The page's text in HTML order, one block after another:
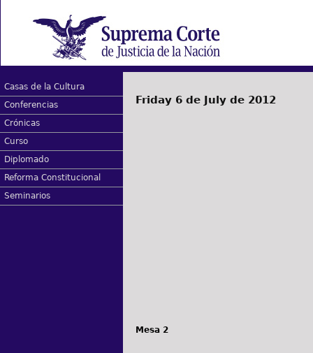
Casas de la Cultura
Conferencias
Crónicas
Curso
Diplomado
Reforma Constitucional
Seminarios
Friday 6 de July de 2012
Mesa 2